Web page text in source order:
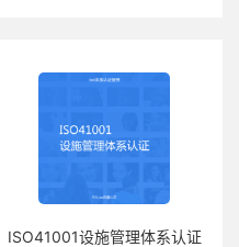
ISO41001设施管理体系认证